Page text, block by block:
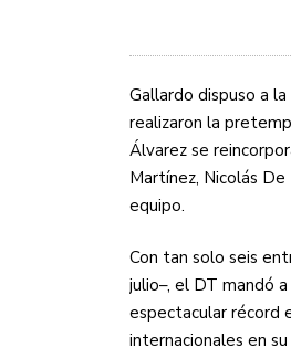
Gallardo dispuso a
realizaron la
Álvarez se
Martínez, Nicolás
equipo.
Con tan solo seis
julio–, el DT mandó
espectacular récord
internacionales en